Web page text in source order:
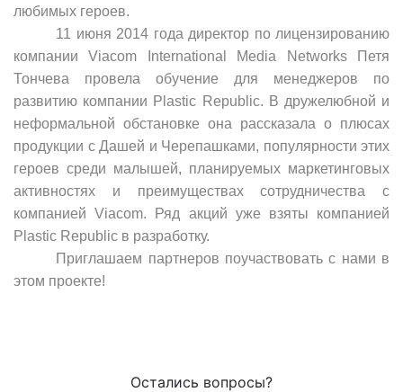
любимых героев.
11 июня 2014 года директор по лицензированию
компанииViacom International Media NetworksПетя
Тончева провела обучение для менеджеров по
развитию компании Plastic Republic. В дружелюбной и
неформальной обстановке она рассказала о плюсах
продукции с Дашей и Черепашками, популярности этих
героев среди малышей, планируемых маркетинговых
активностях и преимуществах сотрудничества с
компаниейViacom. Ряд акций уже взяты компанией
Plastic Republic в разработку.
Приглашаем партнеров поучаствовать с нами в
этом проекте!
Остались вопросы?